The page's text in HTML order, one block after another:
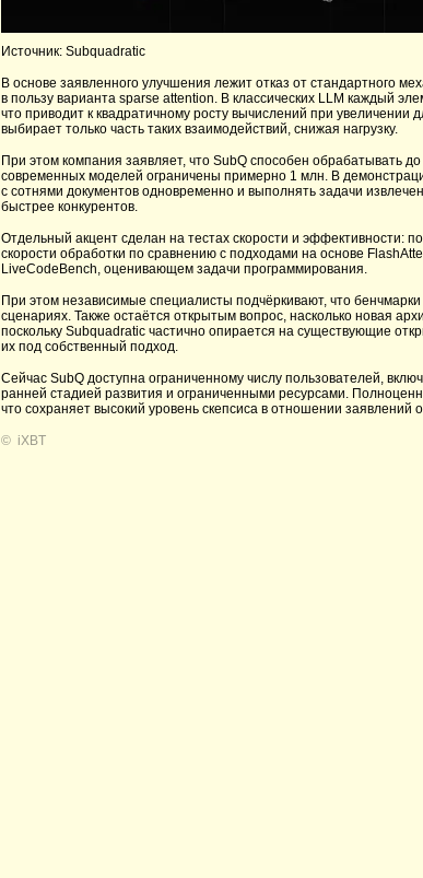
Источник: Subquadratic
В основе заявленного улучшения лежит отказ от стандартного
в пользу варианта sparse attention. В классических LLM каждый
что приводит к квадратичному росту вычислений при увеличении
выбирает только часть таких взаимодействий, снижая нагрузку.
При этом компания заявляет, что SubQ способен обрабатывать
современных моделей ограничены примерно 1 млн. В
с сотнями документов одновременно и выполнять задачи
быстрее конкурентов.
Отдельный акцент сделан на тестах скорости и эффективности:
скорости обработки по сравнению с подходами на основе
LiveCodeBench, оценивающем задачи программирования.
При этом независимые специалисты подчёркивают, что
сценариях. Также остаётся открытым вопрос, насколько новая
поскольку Subquadratic частично опирается на существующие
их под собственный подход.
Сейчас SubQ доступна ограниченному числу пользователей,
ранней стадией развития и ограниченными ресурсами.
что сохраняет высокий уровень скепсиса в отношении заявлений
© iXBT